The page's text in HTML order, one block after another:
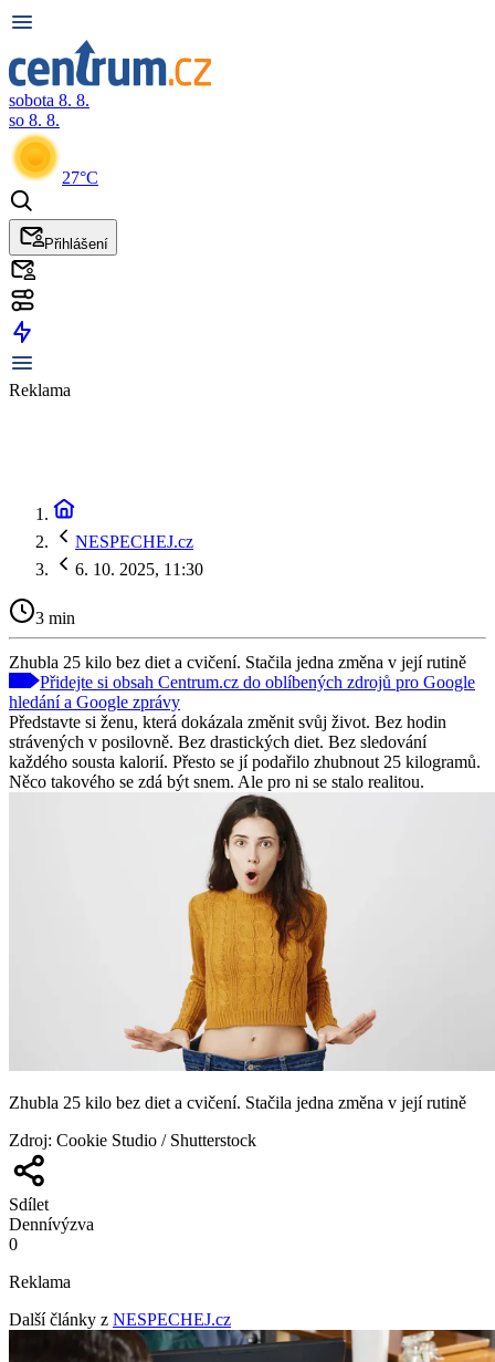
sobota 8. 8.
so 8. 8.
27°C
Přihlášení
Reklama
NESPECHEJ.cz
6. 10. 2025, 11:30
3 min
Zhubla 25 kilo bez diet a cvičení. Stačila jedna změna v její rutině
Přidejte si obsah Centrum.cz do oblíbených zdrojů pro Google
hledání a Google zprávy
Představte si ženu, která dokázala změnit svůj život. Bez hodin
strávených v posilovně. Bez drastických diet. Bez sledování
každého sousta kalorií. Přesto se jí podařilo zhubnout 25 kilogramů.
Něco takového se zdá být snem. Ale pro ni se stalo realitou.
Zhubla 25 kilo bez diet a cvičení. Stačila jedna změna v její rutině
Zdroj: Cookie Studio / Shutterstock
Sdílet
Dennívýzva
0
Reklama
Další články z NESPECHEJ.cz